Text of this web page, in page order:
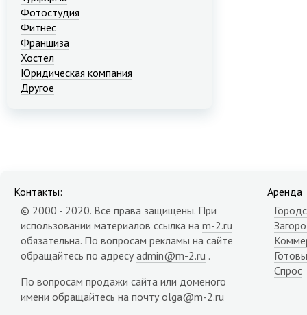
Фотостудия
Фитнес
Франшиза
Хостел
Юридическая компания
Другое
Контакты:
© 2000 - 2020. Все права защищены. При
использовании материалов ссылка на m-2.ru
обязательна. По вопросам рекламы на сайте
обращайтесь по адресу admin@m-2.ru .
По вопросам продажи сайта или доменого
имени обращайтесь на почту olga@m-2.ru
Аренда
Спрос